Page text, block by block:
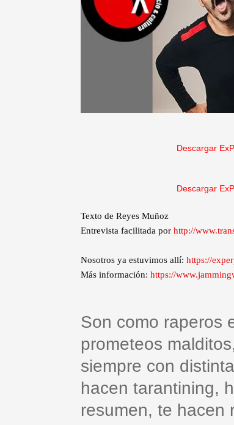
Descargar
Descargar
Texto de Reyes Muñoz
Entrevista facilitada por http://
Nosotros ya estuvimos allí: https://
Más información: https://
Son como raperos
prometeos
siempre con
hacen tarantining,
resumen, te hacen